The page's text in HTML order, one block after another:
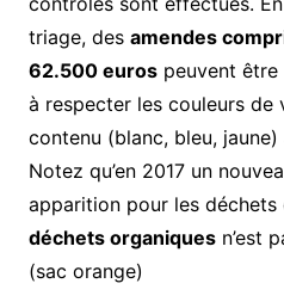
triage, des amendes
62.500 eurospeuvent être
à respecter les couleurs de
contenu (blanc, bleu,
Notez qu’en 2017 un
apparition pour les
déchets organiquesn’est
(sac orange)